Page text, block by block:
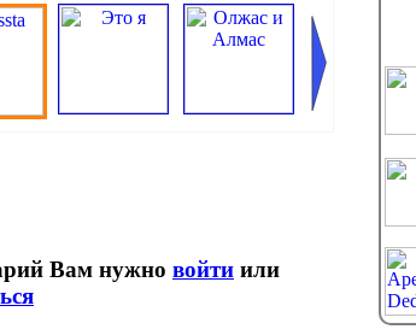
Вам нужно войти или